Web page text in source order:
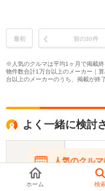
最初 前の30件
※人気のクルマは平均1ヶ月で掲載終
物件数合計1万台以上のメーカー｜
台以上のメーカーのうち、掲載が終
よく一緒に検討
アルテ
ティン
人気のクル
在庫が無くな
ホーム 検